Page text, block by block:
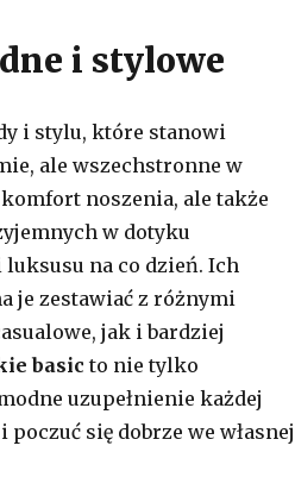
i stylowe
i stylu, które stanowi
ale wszechstronne w
noszenia, ale także
w dotyku
luksusu na co dzień. Ich
je zestawiać z różnymi
jak i bardziej
basic to nie tylko
uzupełnienie każdej
się dobrze we własnej